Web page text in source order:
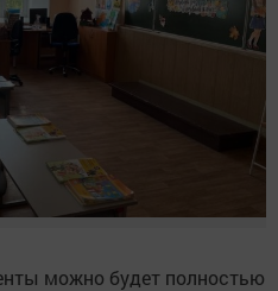
можно будет полностью